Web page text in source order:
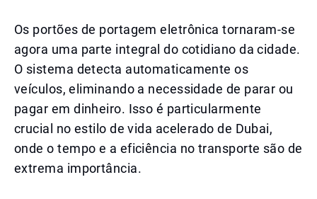
Os portões de portagem eletrônica tornaram-se
agora uma parte integral do cotidiano da cidade.
O sistema detecta automaticamente os
veículos, eliminando a necessidade de parar ou
pagar em dinheiro. Isso é particularmente
crucial no estilo de vida acelerado de Dubai,
onde o tempo e a eficiência no transporte são de
extrema importância.